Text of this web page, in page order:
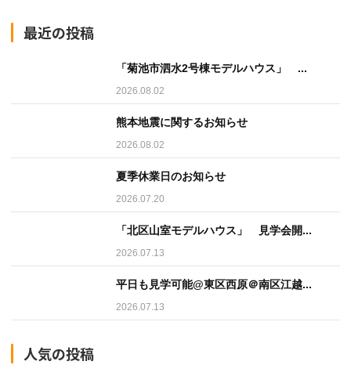
最近の投稿
「菊池市泗水2号棟モデルハウス」 ...
2026.08.02
熊本地震に関するお知らせ
2026.08.02
夏季休業日のお知らせ
2026.07.20
「北区山室モデルハウス」 見学会開...
2026.07.13
平日も見学可能@東区西原＠南区江越...
2026.07.13
人気の投稿